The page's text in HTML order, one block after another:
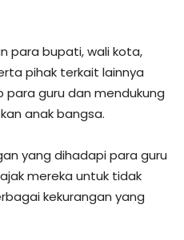
para bupati, wali kota,
pihak terkait lainnya
guru dan mendukung
anak bangsa.
yang dihadapi para guru
mereka untuk tidak
kekurangan yang